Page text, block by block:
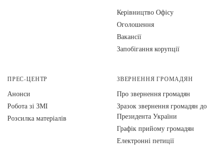
Керівництво Офісу
Оголошення
Вакансії
Запобігання корупції
ПРЕС-ЦЕНТР
Анонси
Робота зі ЗМІ
Розсилка матеріалів
ЗВЕРНЕННЯ ГРОМАДЯН
Про звернення громадян
Зразок звернення громадян до
Президента України
Графік прийому громадян
Електронні петиції